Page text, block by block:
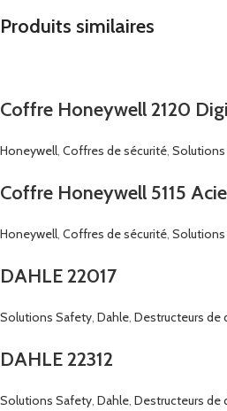
Produits similaires
Coffre Honeywell 2120
Honeywell, Coffres de sécurité,
Coffre Honeywell 5115
Honeywell, Coffres de sécurité,
DAHLE 22017
Solutions Safety, Dahle, Destructeurs de
DAHLE 22312
Solutions Safety, Dahle, Destructeurs de